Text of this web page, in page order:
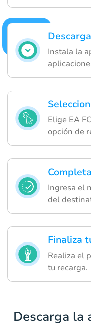
Instala la
Elige EA
opción de
Ingresa el
del
Finaliza
Realiza el
tu recarga.
Descarga la